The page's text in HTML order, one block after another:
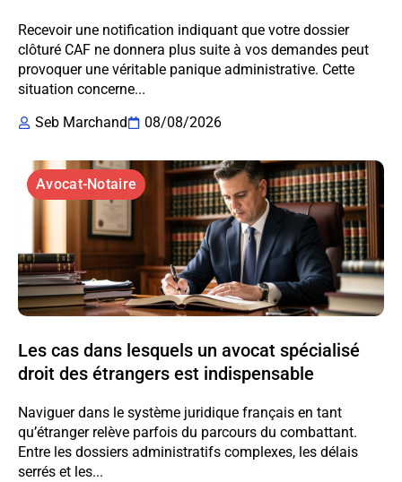
Recevoir une notification indiquant que votre dossier
clôturé CAF ne donnera plus suite à vos demandes peut
provoquer une véritable panique administrative. Cette
situation concerne...
Seb Marchand
08/08/2026
Avocat-Notaire
Les cas dans lesquels un avocat spécialisé
droit des étrangers est indispensable
Naviguer dans le système juridique français en tant
qu’étranger relève parfois du parcours du combattant.
Entre les dossiers administratifs complexes, les délais
serrés et les...